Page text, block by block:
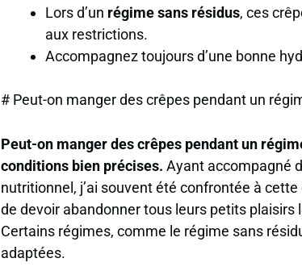
Lors d’un régime sans résidus, ces
aux restrictions.
Accompagnez toujours d’une bonne
# Peut-on manger des crêpes pendant un
Peut-on manger des crêpes pendant un
conditions bien précises. Ayant accompagné
nutritionnel, j’ai souvent été confrontée à
de devoir abandonner tous leurs petits plaisirs
Certains régimes, comme le régime sans
adaptées.